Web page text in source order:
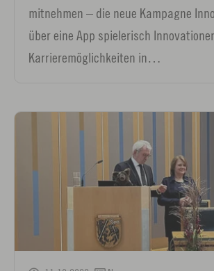
mitnehmen – die neue Kampagne
über eine App spielerisch
Karrieremöglichkeiten in…